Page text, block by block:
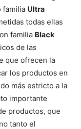
familia Ultra
todas ellas
familia Black
de las
que ofrecen la
los productos en
más estricto a la
importante
productos, que
tanto el